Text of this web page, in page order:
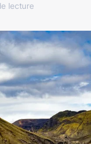
lecture